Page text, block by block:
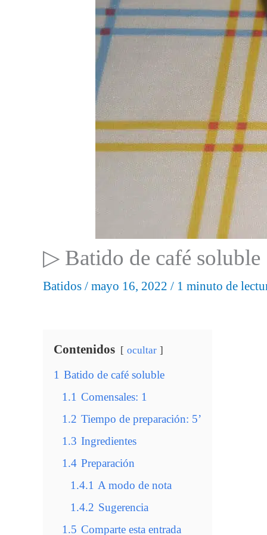
▷ Batido de café soluble
Batidos / mayo 16, 2022 / 1 minuto de
Contenidos ocultar
1 Batido de café soluble
1.1 Comensales: 1
1.2 Tiempo de preparación: 5’
1.3 Ingredientes
1.4 Preparación
1.4.1 A modo de nota
1.4.2 Sugerencia
1.5 Comparte esta entrada